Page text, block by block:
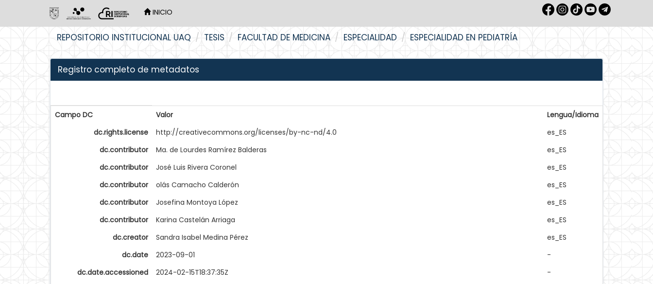
INICIO
REPOSITORIO INSTITUCIONAL UAQ TESIS FACULTAD DE MEDICINA ESPECIALIDAD ESPECIALIDAD EN PEDIATRÍA
Registro completo de metadatos
Campo DC Valor
Lengua/Idioma
dc.rights.license
http://creativecommons.org/licenses/by-nc-nd/4.0
es_ES
dc.contributor
Ma. de Lourdes Ramírez Balderas
es_ES
dc.contributor
José Luis Rivera Coronel
es_ES
dc.contributor
olás Camacho Calderón
es_ES
dc.contributor
Josefina Montoya López
es_ES
dc.contributor
Karina Castelán Arriaga
es_ES
dc.creator
Sandra Isabel Medina Pérez
es_ES
dc.date
2023-09-01
-
dc.date.accessioned
2024-02-15T18:37:35Z
-